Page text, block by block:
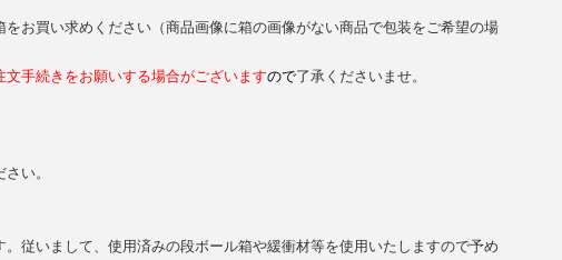
をお買い求めください（商品画像に箱の画像がない商品で包装をご希望の場
文手続きをお願いする場合がございますので了承くださいませ。
さい。
従いまして、使用済みの段ボール箱や緩衝材等を使用いたしますので予め